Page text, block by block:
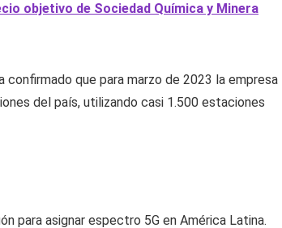
objetivo de Sociedad Química y Minera
que para marzo de 2023 la empresa
del país, utilizando casi 1.500 estaciones
para asignar espectro 5G en América Latina.